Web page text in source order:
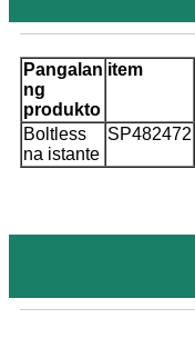
Pangalan
ng
produkto
item
Boltless
na istante
SP482472